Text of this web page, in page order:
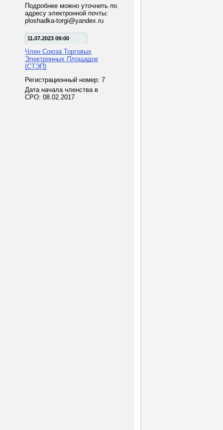
Подробнее можно уточнить по
адресу электронной почты:
ploshadka-torgi@yandex.ru
11.07.2023 09:00
Член Союза Торговых
Электронных Площадок
(СТЭП)
Регистрационный номер: 7
Дата начала членства в
СРО: 08.02.2017